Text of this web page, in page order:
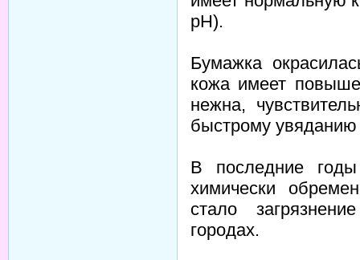
рН).
Бумажка
кожа имеет
нежна,
быстрому
В последние
химически
стало
городах.